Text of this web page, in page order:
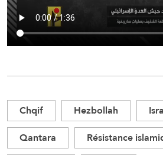
Chqif Hezbollah
Qantara
Résistance